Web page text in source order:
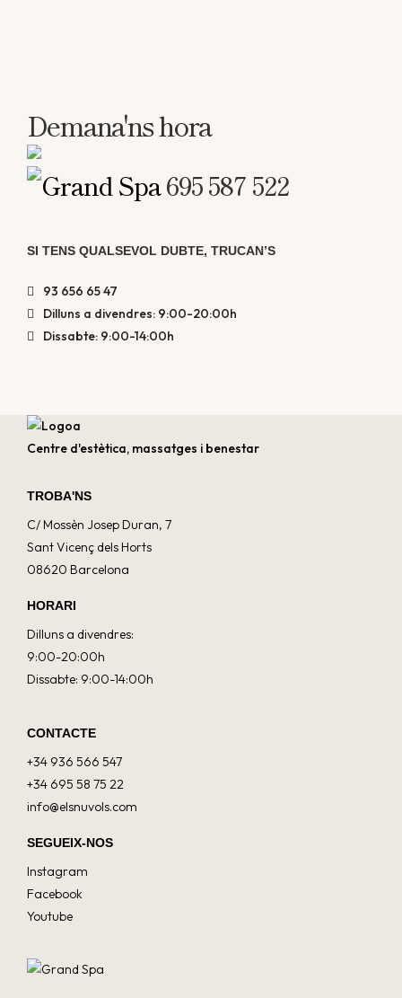
Demana'ns hora
695 587 522
SI TENS QUALSEVOL DUBTE, TRUCAN’S
93 656 65 47
Dilluns a divendres: 9:00-20:00h
Dissabte: 9:00-14:00h
Centre d'estètica, massatges i benestar
TROBA'NS
C/ Mossèn Josep Duran, 7
Sant Vicenç dels Horts
08620 Barcelona
HORARI
Dilluns a divendres:
9:00-20:00h
Dissabte: 9:00-14:00h
CONTACTE
+34 936 566 547
+34 695 58 75 22
info@elsnuvols.com
SEGUEIX-NOS
Instagram
Facebook
Youtube